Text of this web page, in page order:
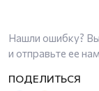
Нашли ошибку?
и отправьте ее